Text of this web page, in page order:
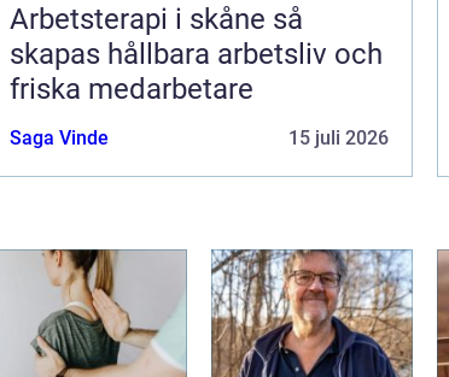
Arbetsterapi i skåne så
skapas hållbara arbetsliv och
friska medarbetare
Saga Vinde 15 juli 2026